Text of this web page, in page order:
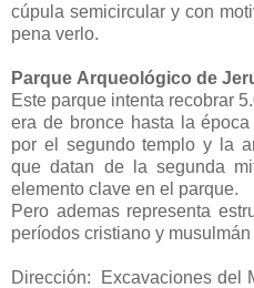
cúpula semicircular y con
pena verlo.
Parque Arqueológico de
Este parque intenta recobrar
era de bronce hasta la
por el segundo templo y la
que datan de la segunda
elemento clave en el parque.
Pero ademas representa
períodos cristiano y
Dirección: Excavaciones del